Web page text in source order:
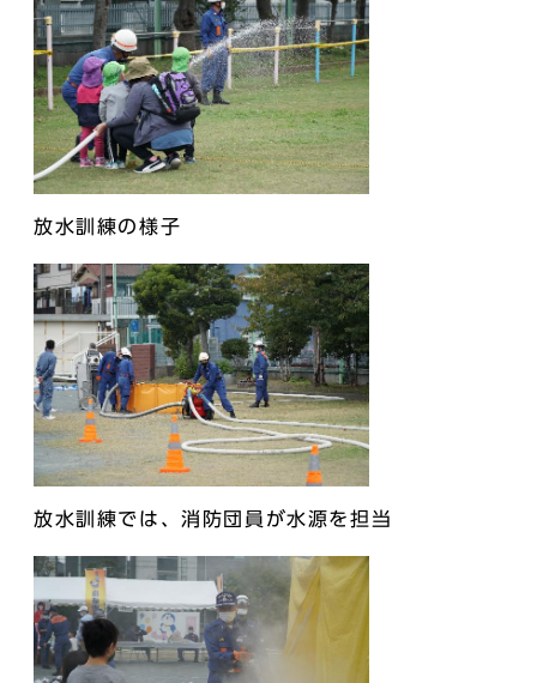
放水訓練の様子
放水訓練では、消防団員が水源を担当